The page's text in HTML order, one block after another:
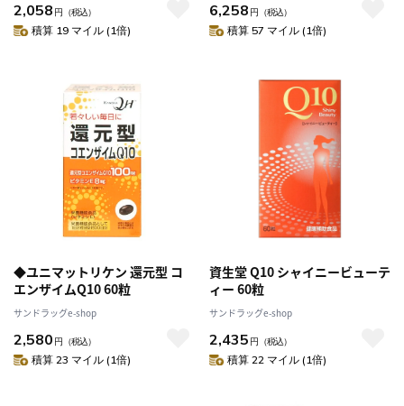
2,058 円 （税込）
積算 19 マイル (1倍)
6,258 円 （税込）
積算 57 マイル (1倍)
◆ユニマットリケン 還元型 コ
エンザイムQ10 60粒
サンドラッグe-shop
2,580 円 （税込）
積算 23 マイル (1倍)
資生堂 Q10 シャイニービューテ
ィー 60粒
サンドラッグe-shop
2,435 円 （税込）
積算 22 マイル (1倍)